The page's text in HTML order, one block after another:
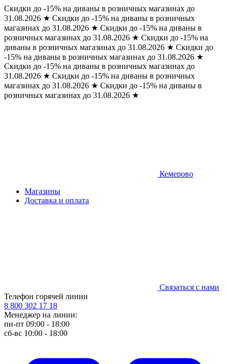
Скидки до -15% на диваны в розничных магазинах до
31.08.2026 ★ Скидки до -15% на диваны в розничных
магазинах до 31.08.2026 ★ Скидки до -15% на диваны в
розничных магазинах до 31.08.2026 ★ Скидки до -15% на
диваны в розничных магазинах до 31.08.2026 ★ Скидки до
-15% на диваны в розничных магазинах до 31.08.2026 ★
Скидки до -15% на диваны в розничных магазинах до
31.08.2026 ★ Скидки до -15% на диваны в розничных
магазинах до 31.08.2026 ★ Скидки до -15% на диваны в
розничных магазинах до 31.08.2026 ★
Кемерово
Магазины
Доставка и оплата
Связаться с нами
Телефон горячей линии
8 800 302 17 18
Менеджер на линии:
пн-пт 09:00 - 18:00
сб-вс 10:00 - 18:00